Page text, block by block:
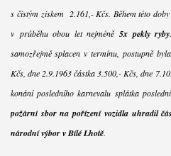
s čistým ziskem 2.161,- Kčs. Během této
v průběhu obou let nejméně5x pekly ryby
samozřejmě splacen v termínu, postupně
Kčs, dne 2.9.1963 částka 3.500,- Kčs, dne
konání posledního karnevalu splátka
požární sbor na pořízení vozidla uhradil
národní výbor v Bílé Lhotě.